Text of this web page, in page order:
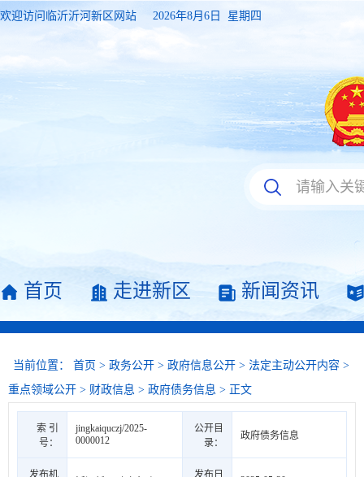
欢迎访问临沂沂河新区网站 2026年8月6日 星期四
首页 走进新区 新闻资讯
当前位置： 首页 > 政务公开 > 政府信息公开 > 法定主动公开内容 >
重点领域公开 > 财政信息 > 政府债务信息 > 正文
索 引
号：
jingkaiquczj/2025-
0000012
公开目
录：
政府债务信息
发布机
发布日